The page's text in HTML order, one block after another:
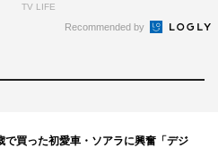
TV LIFE
Recommended by
で買った初愛車・ソアラに興奮「デジ